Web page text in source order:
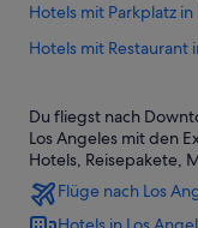
Hotels mit Parkplatz in
Hotels mit Restaurant
Ace Hotel in
Familien in Little Tokyo
Los Angeles Hotels
Du fliegst nach
Los Angeles mit den
Hotels, Reisepakete,
Flüge nach Los